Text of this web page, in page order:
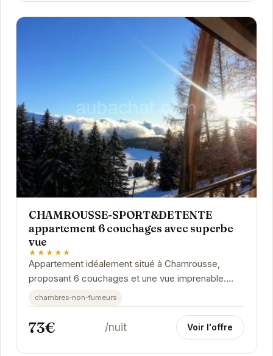
CHAMROUSSE-SPORT&DETENTE
appartement 6 couchages avec superbe
vue
★★★★★
Appartement idéalement situé à Chamrousse,
proposant 6 couchages et une vue imprenable.
Parfait pour les séjours en famille ou entre amis, à...
chambres-non-fumeurs
73€ /nuit Voir l'offre